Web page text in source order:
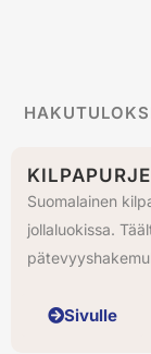
Suomalainen
jollaluokissa.
Sivulle